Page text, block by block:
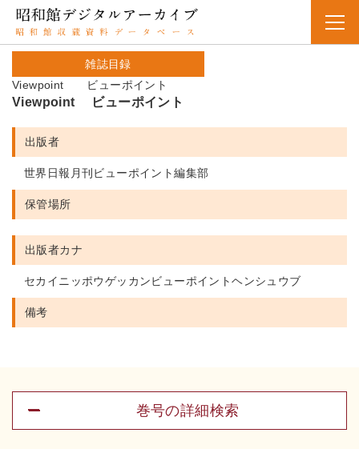
雑誌目録
Viewpoint ビューポイント
Viewpoint ビューポイント
出版者
世界日報月刊ビューポイント編集部
保管場所
出版者カナ
セカイニッポウゲッカンビューポイントヘンシュウブ
備考
巻号の詳細検索